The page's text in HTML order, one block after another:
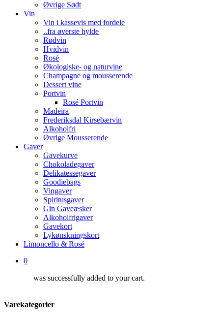
Øvrige Sødt
Vin
Vin i kassevis med fordele
..fra øverste hylde
Rødvin
Hvidvin
Rosé
Økologiske- og naturvine
Champagne og mousserende
Dessert vine
Portvin
Rosé Portvin
Madeira
Frederiksdal Kirsebærvin
Alkoholfri
Øvrige Mousserende
Gaver
Gavekurve
Chokoladegaver
Delikatessegaver
Goodiebags
Vingaver
Spiritusgaver
Gin Gaveæsker
Alkoholfrigaver
Gavekort
Lykønskningskort
Limoncello & Rosé
0
was successfully added to your cart.
Varekategorier